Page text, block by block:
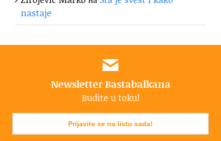
nastaje
Newsletter Bastabalkana
Budite u toku!
Prijavite se na listu sada!